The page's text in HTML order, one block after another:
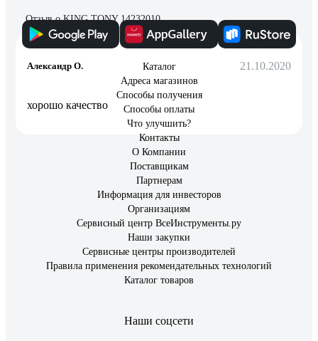
Отзыв о KING TONY 14232010
Александр О. 21.10.2020
хорошо качество
Каталог
Адреса магазинов
Способы получения
Способы оплаты
Что улучшить?
Контакты
О Компании
Поставщикам
Партнерам
Информация для инвесторов
Организациям
Сервисный центр ВсеИнструменты.ру
Наши закупки
Сервисные центры производителей
Правила применения рекомендательных технологий
Каталог товаров
Наши соцсети